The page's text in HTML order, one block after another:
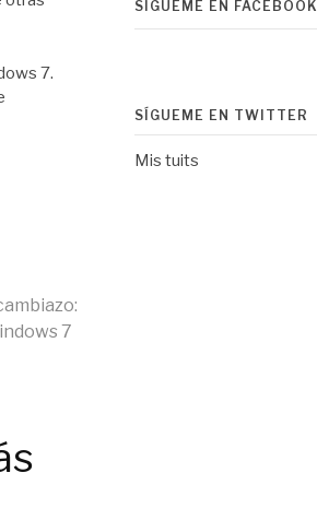
7.
7
SÍGUEME EN FACEBOOK
SÍGUEME EN TWITTER
Mis tuits